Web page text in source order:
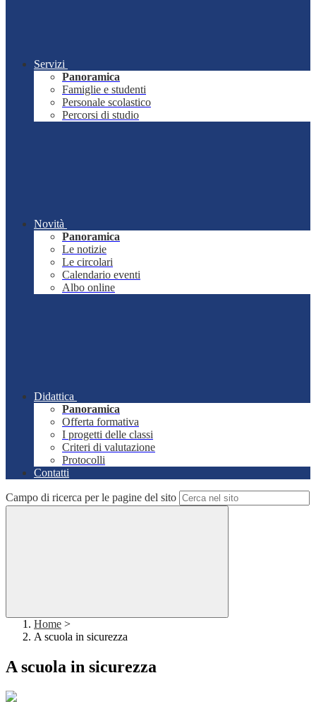
Servizi
Panoramica
Famiglie e studenti
Personale scolastico
Percorsi di studio
Novità
Panoramica
Le notizie
Le circolari
Calendario eventi
Albo online
Didattica
Panoramica
Offerta formativa
I progetti delle classi
Criteri di valutazione
Protocolli
Contatti
Campo di ricerca per le pagine del sito
Home >
A scuola in sicurezza
A scuola in sicurezza